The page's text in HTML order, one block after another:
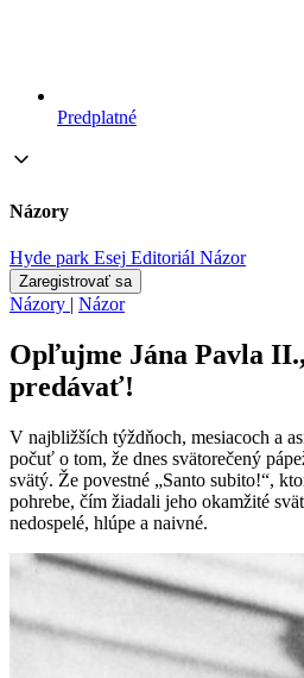
Predplatné
Názory
Hyde park Esej Editoriál Názor
Zaregistrovať sa
Názory | Názor
Opľujme Jána Pavla
predávať!
V najbližších týždňoch, mesiacoch a
počuť o tom, že dnes svätorečený
svätý. Že povestné „Santo subito!“,
pohrebe, čím žiadali jeho okamžité
nedospelé, hlúpe a naivné.